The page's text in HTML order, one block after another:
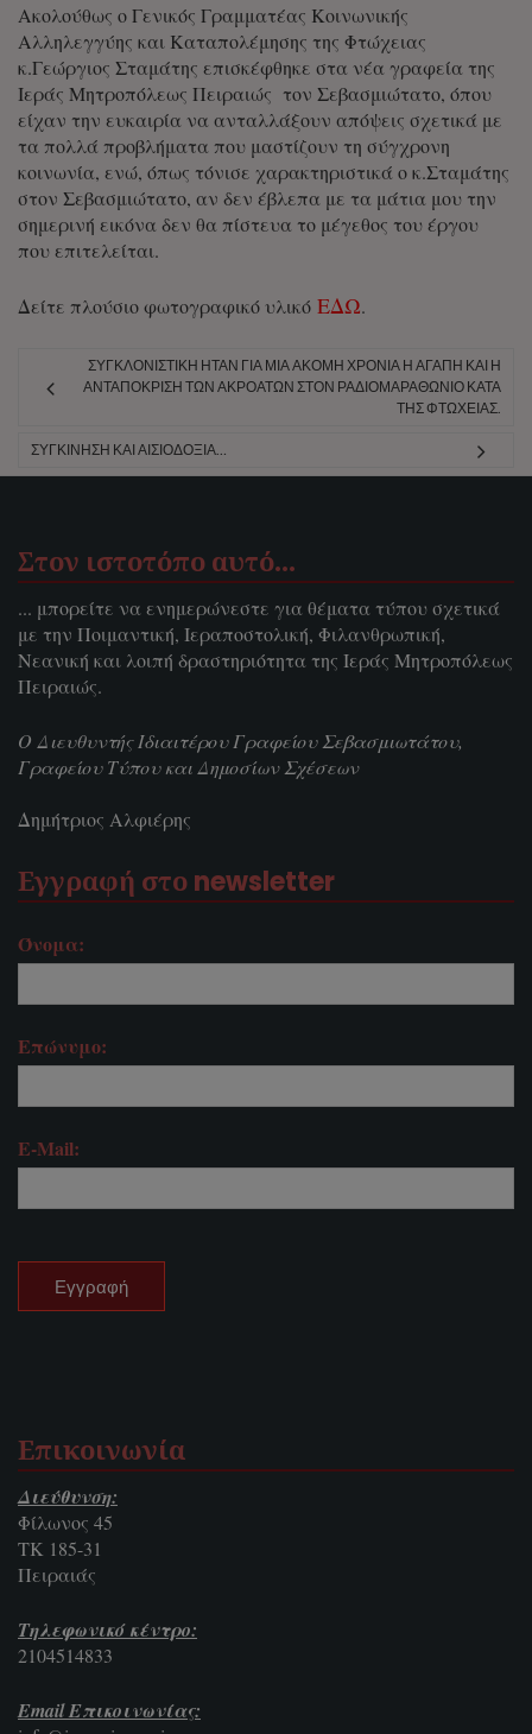
Ακολούθως ο Γενικός Γραμματέας Κοινωνικής
Αλληλεγγύης και Καταπολέμησης της Φτώχειας
κ.Γεώργιος Σταμάτης επισκέφθηκε στα νέα γραφεία της
Ιεράς Μητροπόλεως Πειραιώς τον Σεβασμιώτατο, όπου
είχαν την ευκαιρία να ανταλλάξουν απόψεις σχετικά με
τα πολλά προβλήματα που μαστίζουν τη σύγχρονη
κοινωνία, ενώ, όπως τόνισε χαρακτηριστικά ο κ.Σταμάτης
στον Σεβασμιώτατο, αν δεν έβλεπα με τα μάτια μου την
σημερινή εικόνα δεν θα πίστευα το μέγεθος του έργου
που επιτελείται.
Δείτε πλούσιο φωτογραφικό υλικό ΕΔΩ.
ΣΥΓΚΛΟΝΙΣΤΙΚΉ ΉΤΑΝ ΓΙΑ ΜΊΑ ΑΚΌΜΗ ΧΡΟΝΙΆ Η ΑΓΆΠΗ ΚΑΙ Η
ΑΝΤΑΠΌΚΡΙΣΗ ΤΩΝ ΑΚΡΟΑΤΏΝ ΣΤΟΝ ΡΑΔΙΟΜΑΡΑΘΏΝΙΟ ΚΑΤΆ
ΤΗΣ ΦΤΏΧΕΙΑΣ.
ΣΥΓΚΊΝΗΣΗ ΚΑΙ ΑΙΣΙΟΔΟΞΊΑ…
Στον ιστοτόπο αυτό…
... μπορείτε να ενημερώνεστε για θέματα τύπου σχετικά
με την Ποιμαντική, Ιεραποστολική, Φιλανθρωπική,
Νεανική και λοιπή δραστηριότητα της Ιεράς Μητροπόλεως
Πειραιώς.
Ο Διευθυντής Ιδιαιτέρου Γραφείου Σεβασμιωτάτου,
Γραφείου Τύπου και Δημοσίων Σχέσεων
Δημήτριος Αλφιέρης
Εγγραφή στο newsletter
Όνομα:
Επώνυμο:
E-Mail:
Επικοινωνία
Διεύθυνση:
Φίλωνος 45
ΤΚ 185-31
Πειραιάς
Τηλεφωνικό κέντρο:
2104514833
Email Επικοινωνίας: